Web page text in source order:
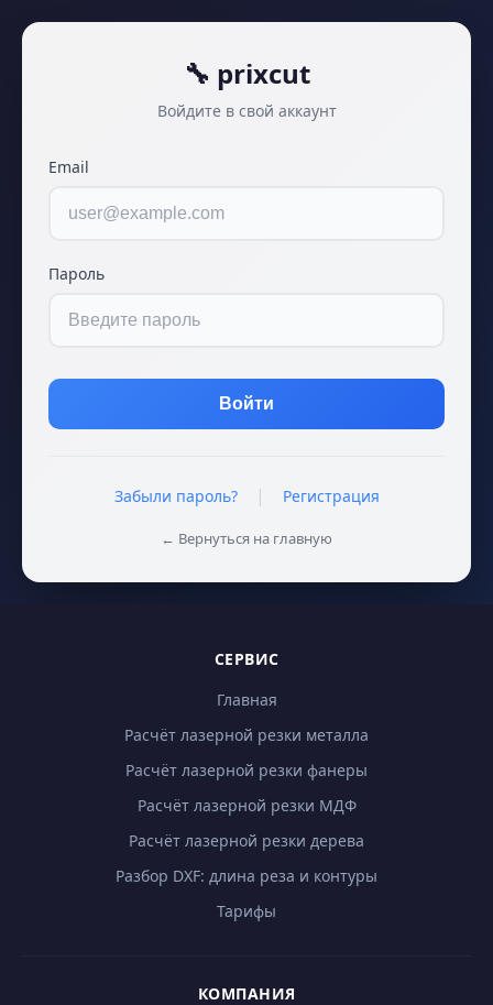
🔧 prixcut
Войдите в свой аккаунт
Email
Пароль
Войти
Забыли пароль? | Регистрация
← Вернуться на главную
СЕРВИС
Главная
Расчёт лазерной резки металла
Расчёт лазерной резки фанеры
Расчёт лазерной резки МДФ
Расчёт лазерной резки дерева
Разбор DXF: длина реза и контуры
Тарифы
КОМПАНИЯ